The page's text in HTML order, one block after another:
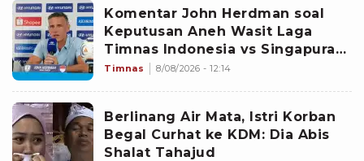
Komentar John Herdman soal
Keputusan Aneh Wasit Laga
Timnas Indonesia vs Singapura
di Piala AFF 2026: Percuma
Timnas 8/08/2026 - 12:14
Berlinang Air Mata, Istri Korban
Begal Curhat ke KDM: Dia Abis
Shalat Tahajud